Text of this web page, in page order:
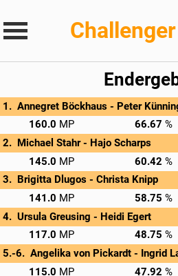
Annegret Böckhaus - Peter
Privatscore
160.0 66.67
Michael Stahr - Hajo Scharps
Privatscore
145.0 60.42
Brigitta Dlugos - Christa Knipp
Privatscore
141.0 58.75
Ursula Greusing - Heidi Egert
Privatscore
117.0 48.75
Angelika von Pickardt - Ingrid
Privatscore
115.0 47.92